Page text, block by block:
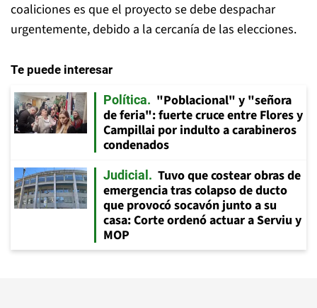
coaliciones es que el proyecto se debe despachar
urgentemente, debido a la cercanía de las elecciones.
Te puede interesar
Política
"Poblacional" y "señora
de feria": fuerte cruce entre Flores y
Campillai por indulto a carabineros
condenados
Judicial
Tuvo que costear obras de
emergencia tras colapso de ducto
que provocó socavón junto a su
casa: Corte ordenó actuar a Serviu y
MOP